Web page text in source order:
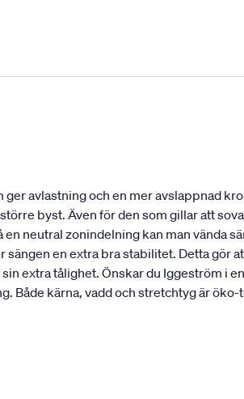
avlastning och en mer avslappnad
byst. Även för den som gillar att
neutral zonindelning kan man vända
sängen en extra bra stabilitet. Detta gör
extra tålighet. Önskar du Iggeström i
Både kärna, vadd och stretchtyg är öko-